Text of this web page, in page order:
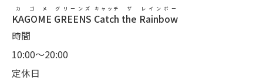
KAGOME
カゴメ
GREENS
グリーンズ
Catch
キャッチ
the
ザ
Rainbow
レインボー
時間
10:00～20:00
定休日